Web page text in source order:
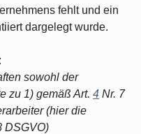
fehlt und ein
dargelegt wurde.
sowohl der
zu 1) gemäß Art. 4 Nr. 7
(hier die
DSGVO)